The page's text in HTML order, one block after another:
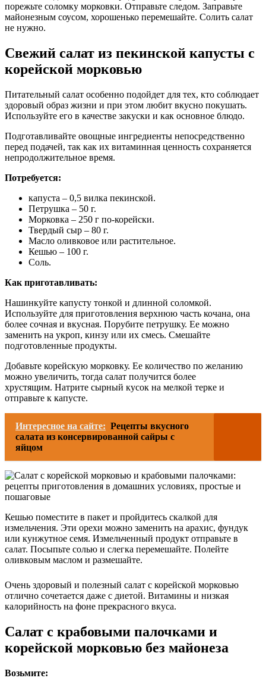
порежьте соломку морковки. Отправьте следом. Заправьте
майонезным соусом, хорошенько перемешайте. Солить салат
не нужно.
Свежий салат из пекинской капусты с
корейской морковью
Питательный салат особенно подойдет для тех, кто соблюдает
здоровый образ жизни и при этом любит вкусно покушать.
Используйте его в качестве закуски и как основное блюдо.
Подготавливайте овощные ингредиенты непосредственно
перед подачей, так как их витаминная ценность сохраняется
непродолжительное время.
Потребуется:
капуста – 0,5 вилка пекинской.
Петрушка – 50 г.
Морковка – 250 г по-корейски.
Твердый сыр – 80 г.
Масло оливковое или растительное.
Кешью – 100 г.
Соль.
Как приготавливать:
Нашинкуйте капусту тонкой и длинной соломкой.
Используйте для приготовления верхнюю часть кочана, она
более сочная и вкусная. Порубите петрушку. Ее можно
заменить на укроп, кинзу или их смесь. Смешайте
подготовленные продукты.
Добавьте корейскую морковку. Ее количество по желанию
можно увеличить, тогда салат получится более
хрустящим. Натрите сырный кусок на мелкой терке и
отправьте к капусте.
Интересное на сайте: Рецепты вкусного
салата из консервированной сайры с
яйцом
Кешью поместите в пакет и пройдитесь скалкой для
измельчения. Эти орехи можно заменить на арахис, фундук
или кунжутное семя. Измельченный продукт отправьте в
салат. Посыпьте солью и слегка перемешайте. Полейте
оливковым маслом и размешайте.
Очень здоровый и полезный салат с корейской морковью
отлично сочетается даже с диетой. Витамины и низкая
калорийность на фоне прекрасного вкуса.
Салат с крабовыми палочками и
корейской морковью без майонеза
Возьмите: